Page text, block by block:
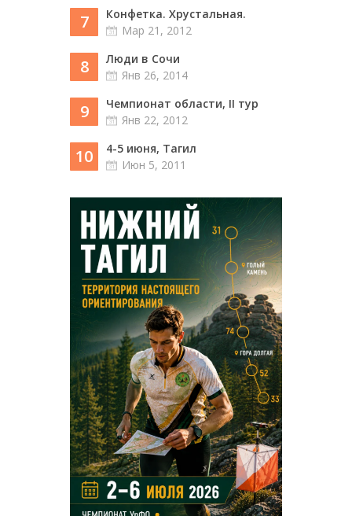
7
Конфетка. Хрустальная.
Мар 21, 2012
8
Люди в Сочи
Янв 26, 2014
9
Чемпионат области, II тур
Янв 22, 2012
10
4-5 июня, Тагил
Июн 5, 2011